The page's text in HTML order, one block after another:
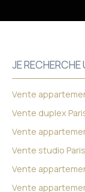
JE RECHERCHE
Vente
Vente duplex
Vente
Vente studio
Vente
Vente